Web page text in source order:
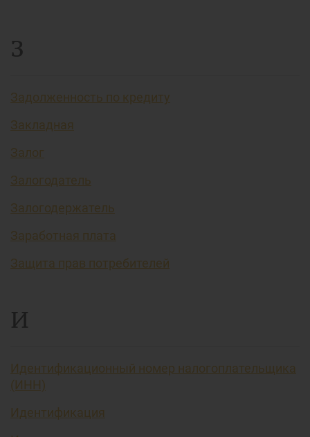
З
Задолженность по кредиту
Закладная
Залог
Залогодатель
Залогодержатель
Заработная плата
Защита прав потребителей
И
Идентификационный номер налогоплательщика
(ИНН)
Идентификация